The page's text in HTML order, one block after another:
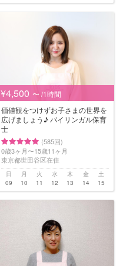
¥4,500 〜 /1時間
価値観をつけずお子さまの世界を
広げましょう♪ バイリンガル保育
士
(585回)
0歳3ヶ月〜15歳11ヶ月
東京都世田谷区在住
日
09
月
10
火
11
水
12
木
13
金
14
土
15